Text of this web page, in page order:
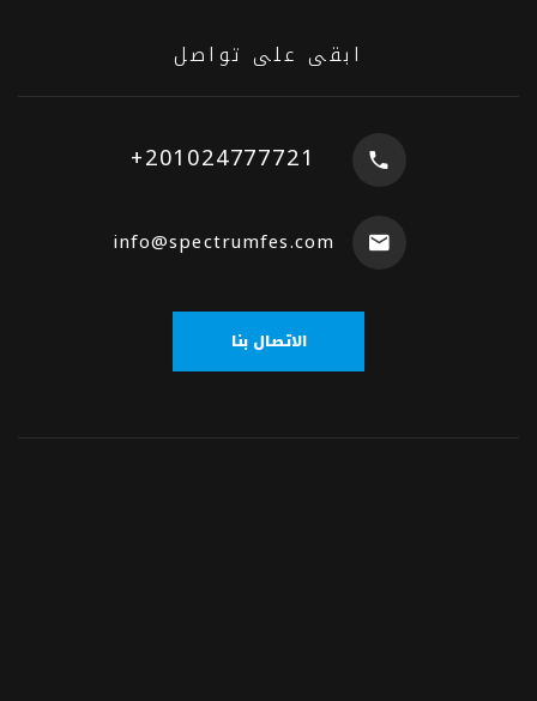
ابقى على تواصل
+201024777721
info@spectrumfes.com
الاتصال بنا